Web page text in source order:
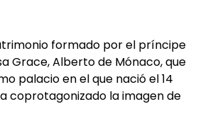
formado por el príncipe
Grace, Alberto de Mónaco, que
palacio en el que nació el 14
coprotagonizado la imagen de